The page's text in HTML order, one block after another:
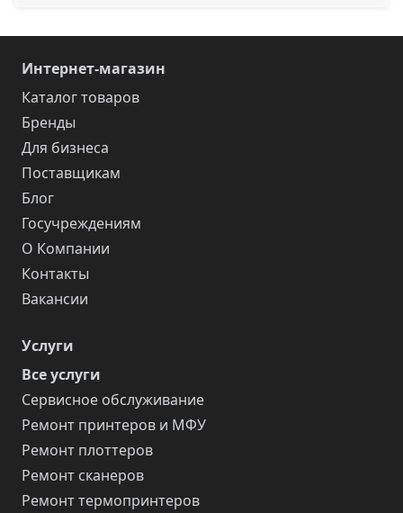
Интернет-магазин
Каталог товаров
Бренды
Для бизнеса
Поставщикам
Блог
Госучреждениям
О Компании
Контакты
Вакансии
Услуги
Все услуги
Сервисное обслуживание
Ремонт принтеров и МФУ
Ремонт плоттеров
Ремонт сканеров
Ремонт термопринтеров